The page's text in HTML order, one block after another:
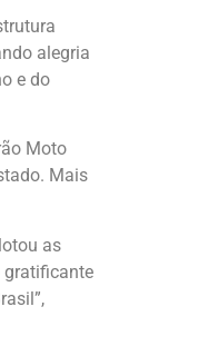
alegria
e do
Moto
Mais
as
gratificante